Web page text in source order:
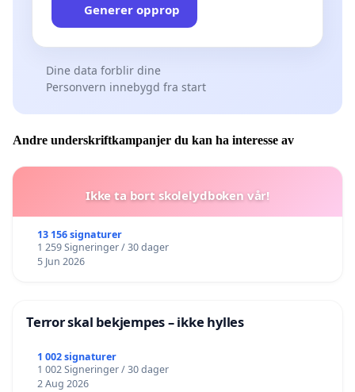
Generer opprop
Dine data forblir dine
Personvern innebygd fra start
Andre underskriftkampanjer du kan ha interesse av
Ikke ta bort skolelydboken vår!
13 156 signaturer
1 259 Signeringer / 30 dager
5 Jun 2026
Terror skal bekjempes – ikke hylles
1 002 signaturer
1 002 Signeringer / 30 dager
2 Aug 2026